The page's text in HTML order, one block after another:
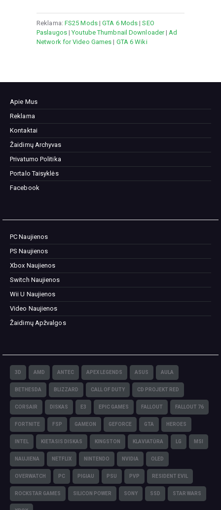
Reklama: FS25 Mods|GTA 6 Mods |SEO
Paslaugos|Youtube Thumbnail Downloader|Ad
Network for Video Games | GTA 6 Wiki
Apie Mus
Reklama
Kontaktai
Žaidimų Archyvas
Privatumo Politika
Portalo Taisyklės
Facebook
PC Naujienos
PS Naujienos
Xbox Naujienos
Switch Naujienos
Wii U Naujienos
Video Naujienos
Žaidimų Apžvalgos
3D AMD ANTEC APEX LEGENDS ASUS AULA
BETHESDA BLIZZARD CALL OF DUTY CD PROJEKT RED
CORSAIR DISKAS E3 EPIC GAMES FALLOUT FALLOUT 76
FORTNITE FSP GAMEON GEFORCE GTA HEROES
INTEL KIETASIS DISKAS KINGSTON KLAVIATŪRA LG MSI
NAUJIENA NETFLIX NINTENDO NVIDIA OLED
OVERWATCH PC PIGIAU PSU PVP RESIDENT EVIL
ROCKSTAR GAMES SILICON POWER SONY SSD STAR WARS